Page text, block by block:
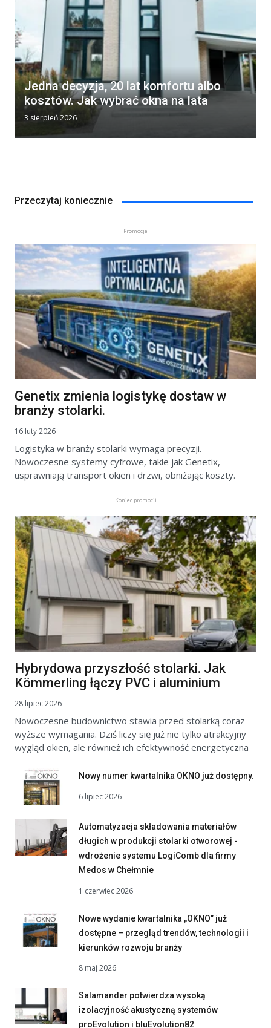
Jedna decyzja, 20 lat komfortu albo
kosztów. Jak wybrać okna na lata
3 sierpień 2026
Przeczytaj koniecznie
Promocja
Genetix zmienia logistykę dostaw w
branży stolarki.
16 luty 2026
Logistyka w branży stolarki wymaga precyzji.
Nowoczesne systemy cyfrowe, takie jak Genetix,
usprawniają transport okien i drzwi, obniżając koszty.
Koniec promocji
Hybrydowa przyszłość stolarki. Jak
Kömmerling łączy PVC i aluminium
28 lipiec 2026
Nowoczesne budownictwo stawia przed stolarką coraz
wyższe wymagania. Dziś liczy się już nie tylko atrakcyjny
wygląd okien, ale również ich efektywność energetyczna
Nowy numer kwartalnika OKNO już dostępny.
6 lipiec 2026
Automatyzacja składowania materiałów
długich w produkcji stolarki otworowej -
wdrożenie systemu LogiComb dla firmy
Medos w Chełmnie
1 czerwiec 2026
Nowe wydanie kwartalnika „OKNO” już
dostępne – przegląd trendów, technologii i
kierunków rozwoju branży
8 maj 2026
Salamander potwierdza wysoką
izolacyjność akustyczną systemów
proEvolution i bluEvolution82